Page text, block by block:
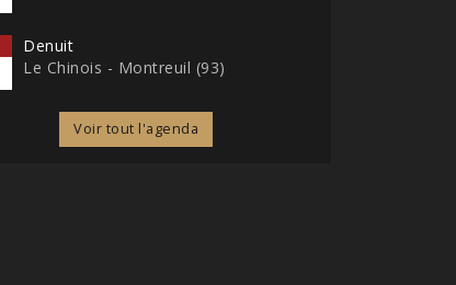
Denuit
Le Chinois - Montreuil (93)
Voir tout l'agenda